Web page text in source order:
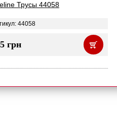
Трусы 44058
44058
грн